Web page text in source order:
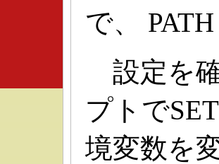
で、
設定を
プトで
境変数を